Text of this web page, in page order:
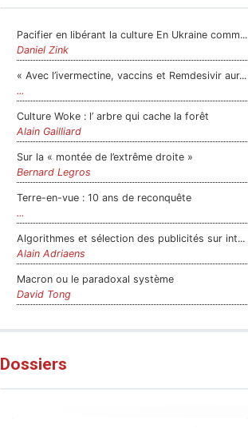
Pacifier en libérant la culture En Ukraine comm...
Daniel Zink
« Avec l’ivermectine, vaccins et Remdesivir aur...
...
Culture Woke : l’ arbre qui cache la forêt
Alain Gailliard
Sur la « montée de l’extrême droite »
Bernard Legros
Terre-en-vue : 10 ans de reconquête
...
Algorithmes et sélection des publicités sur int...
Alain Adriaens
Macron ou le paradoxal système
David Tong
Dossiers